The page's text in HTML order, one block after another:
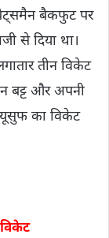
बैट्समैन बैकफुट पर
से दिया था।
तीन विकेट
बट्ट और अपनी
का विकेट